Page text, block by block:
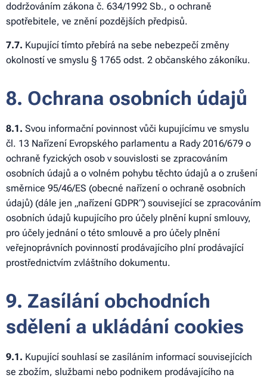
dodržováním zákona č. 634/1992 Sb., o ochraně
spotřebitele, ve znění pozdějších předpisů.
7.7. Kupující tímto přebírá na sebe nebezpečí změny
okolností ve smyslu § 1765 odst. 2 občanského zákoníku.
8. Ochrana osobních údajů
8.1. Svou informační povinnost vůči kupujícímu ve smyslu
čl. 13 Nařízení Evropského parlamentu a Rady 2016/679 o
ochraně fyzických osob v souvislosti se zpracováním
osobních údajů a o volném pohybu těchto údajů a o zrušení
směrnice 95/46/ES (obecné nařízení o ochraně osobních
údajů) (dále jen „nařízení GDPR“) související se zpracováním
osobních údajů kupujícího pro účely plnění kupní smlouvy,
pro účely jednání o této smlouvě a pro účely plnění
veřejnoprávních povinností prodávajícího plní prodávající
prostřednictvím zvláštního dokumentu.
9. Zasílání obchodních
sdělení a ukládání cookies
9.1. Kupující souhlasí se zasíláním informací souvisejících
se zbožím, službami nebo podnikem prodávajícího na